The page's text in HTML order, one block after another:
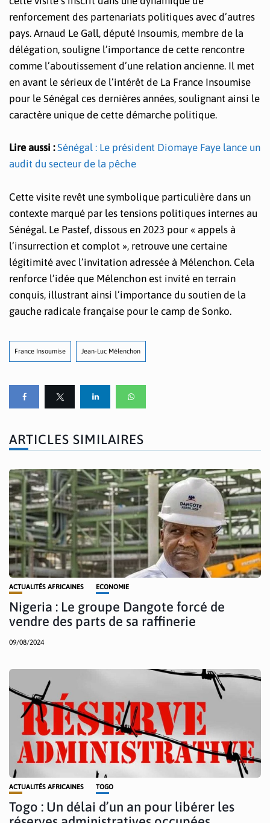
renforcement des partenariats politiques avec d’autres
pays. Arnaud Le Gall, député Insoumis, membre de la
délégation, souligne l’importance de cette rencontre
comme l’aboutissement d’une relation ancienne. Il met
en avant le sérieux de l’intérêt de La France Insoumise
pour le Sénégal ces dernières années, soulignant ainsi le
caractère unique de cette démarche politique.
Lire aussi :Sénégal : Le président Diomaye Faye lance un
audit du secteur de la pêche
Cette visite revêt une symbolique particulière dans un
contexte marqué par les tensions politiques internes au
Sénégal. Le Pastef, dissous en 2023 pour « appels à
l’insurrection et complot », retrouve une certaine
légitimité avec l’invitation adressée à Mélenchon. Cela
renforce l’idée que Mélenchon est invité en terrain
conquis, illustrant ainsi l’importance du soutien de la
gauche radicale française pour le camp de Sonko.
France Insoumise Jean-Luc Mélenchon
ARTICLES SIMILAIRES
ACTUALITÉS AFRICAINES ECONOMIE
Nigeria : Le groupe Dangote forcé de
vendre des parts de sa raffinerie
09/08/2024
ACTUALITÉS AFRICAINES TOGO
Togo : Un délai d’un an pour libérer les